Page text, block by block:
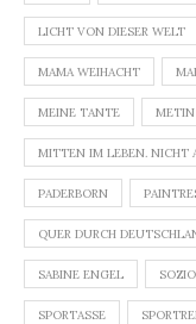
LICHT VON DIESER WELT
MAMA WEIHACHT
MEINE TANTE
MITTEN IM LEBEN. NICHT
PADERBORN
QUER DURCH
SABINE ENGEL
SPORTASSE